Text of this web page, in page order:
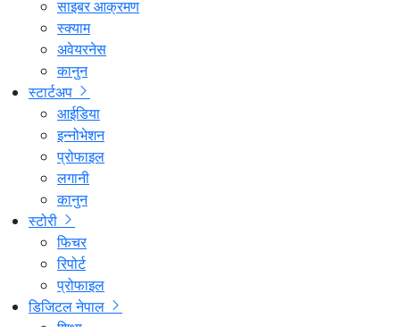
साइबर आक्रमण
स्क्याम
अवेयरनेस
कानुन
स्टार्टअप
आईडिया
इन्नोभेशन
प्रोफाइल
लगानी
कानुन
स्टोरी
फिचर
रिपोर्ट
प्रोफाइल
डिजिटल नेपाल